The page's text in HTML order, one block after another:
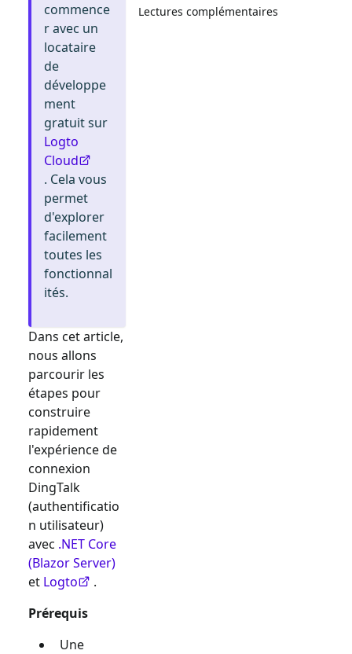
commence
r avec un
locataire
de
développe
ment
gratuit sur
Logto
Cloud
. Cela vous
permet
d'explorer
facilement
toutes les
fonctionnal
ités.
Dans cet article,
nous allons
parcourir les
étapes pour
construire
rapidement
l'expérience de
connexion
DingTalk
(authentificatio
n utilisateur)
avec .NET Core
(Blazor Server)
et Logto
.
Prérequis
Une
Lectures complémentaires